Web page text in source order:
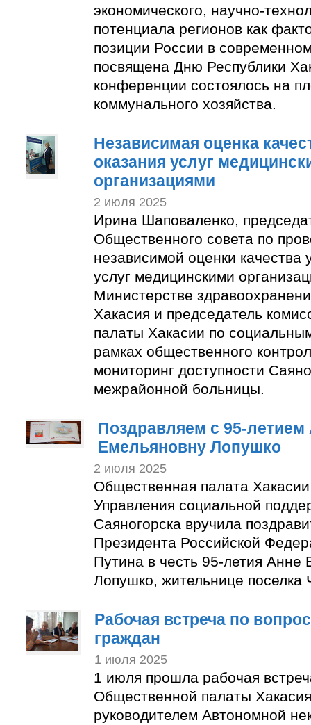
экономического, научно-
потенциала регионов как
позиции России в
посвящена Дню Республики
конференции состоялось на
коммунального хозяйства.
Независимая оценка
оказания услуг
организациями
2 июля 2025
Ирина Шаповаленко,
Общественного совета по
независимой оценки качества
услуг медицинскими
Министерстве
Хакасия и председатель
палаты Хакасии по
рамках общественного
мониторинг доступности
межрайонной больницы.
Поздравляем с 95-летием
Емельяновну Лопушко
2 июля 2025
Общественная палата
Управления социальной
Саяногорска вручила
Президента Российской
Путина в честь 95-летия Анне
Лопушко, жительнице поселка
Рабочая встреча по
граждан
1 июля 2025
1 июля прошла рабочая
Общественной палаты
руководителем Автономной